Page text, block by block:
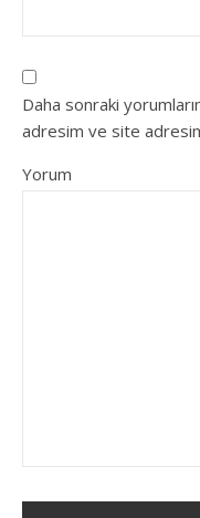
Daha sonraki
adresim ve site
Yorum